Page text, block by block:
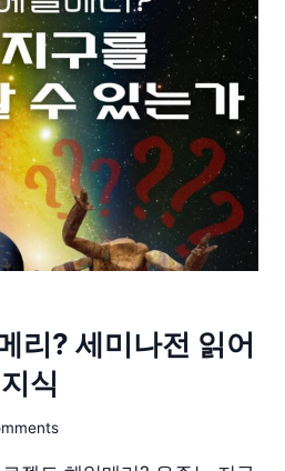
리? 세미나전 읽어
식